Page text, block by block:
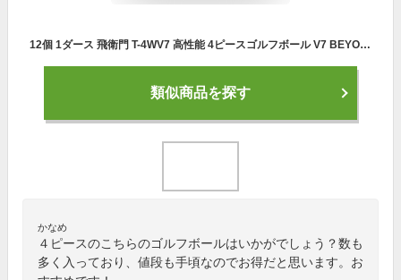
12個 1ダース 飛衛門 T-4WV7 高性能 4ピースゴルフボール V7 BEYOND LIMITS ホワイト 箱入 とびえもん トビエモン 12球 R&A公認
類似商品を探す
かなめ
４ピースのこちらのゴルフボールはいかがでしょう？数も
多く入っており、値段も手頃なのでお得だと思います。お